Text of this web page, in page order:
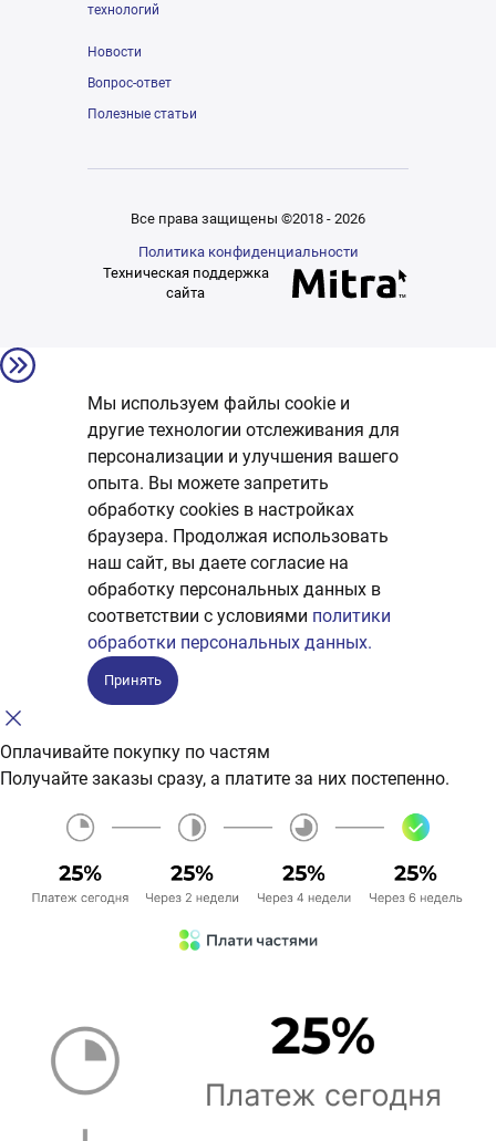
технологий
Новости
Вопрос-ответ
Полезные статьи
Все права защищены ©2018 - 2026
Политика конфиденциальности
Техническая поддержка
сайта
Мы используем файлы cookie и
другие технологии отслеживания для
персонализации и улучшения вашего
опыта. Вы можете запретить
обработку сookies в настройках
браузера. Продолжая использовать
наш сайт, вы даете согласие на
обработку персональных данных в
соответствии с условиями политики
обработки персональных данных.
Принять
Оплачивайте покупку по частям
Получайте заказы сразу, а платите за них постепенно.